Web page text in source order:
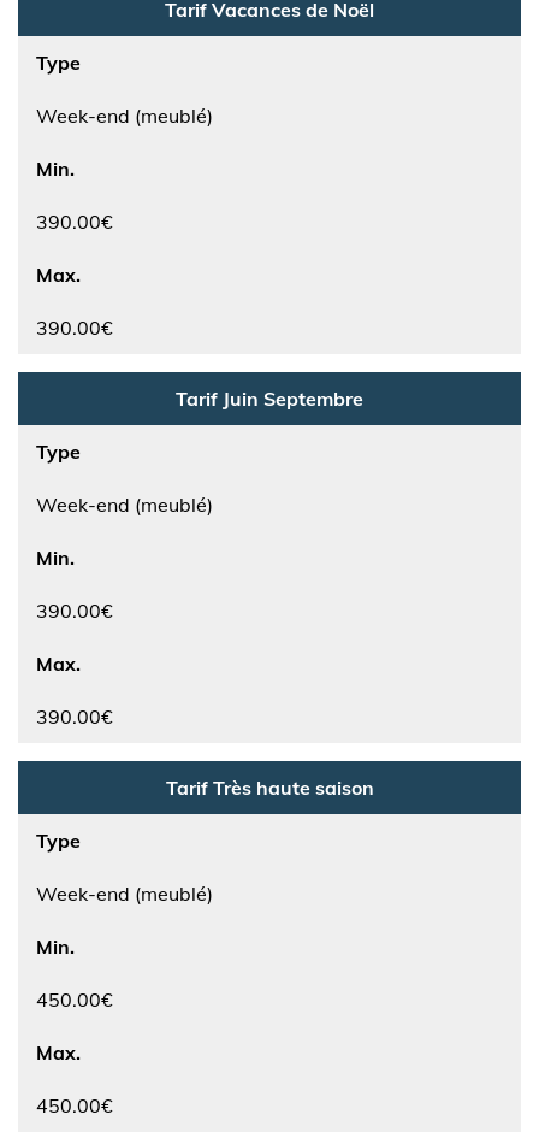
Tarif Vacances de Noël
Type
Week-end (meublé)
Min.
390.00€
Max.
390.00€
Tarif Juin Septembre
Type
Week-end (meublé)
Min.
390.00€
Max.
390.00€
Tarif Très haute saison
Type
Week-end (meublé)
Min.
450.00€
Max.
450.00€